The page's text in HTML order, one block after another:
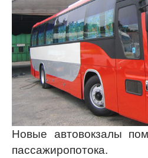
Новые автовокзалы
пассажиропотока.